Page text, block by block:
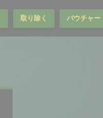
取り除く バウチャー